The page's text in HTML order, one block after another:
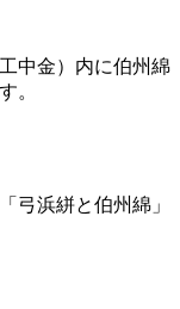
中金）内に伯州綿
。
弓浜絣と伯州綿」